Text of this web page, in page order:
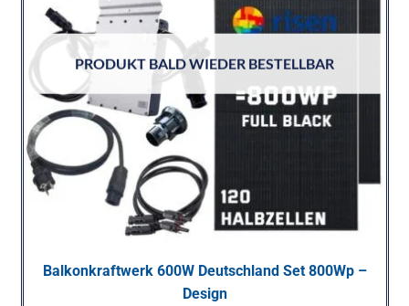
PRODUKT BALD WIEDER BESTELLBAR
Balkonkraftwerk 600W Deutschland Set 800Wp –
Design